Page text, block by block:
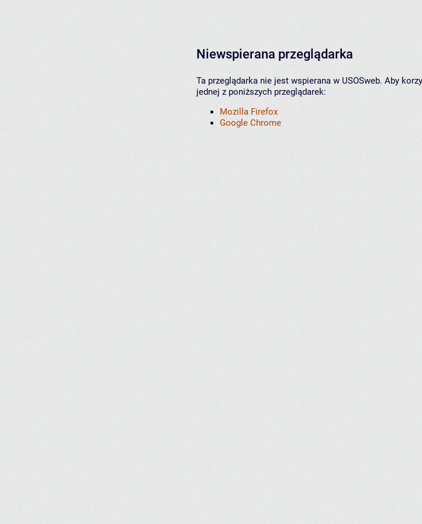
Niewspierana przeglądarka
Ta przeglądarka nie jest wspierana w USOSweb. Aby
jednej z poniższych przeglądarek:
Mozilla Firefox
Google Chrome